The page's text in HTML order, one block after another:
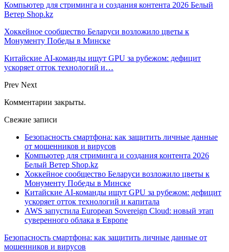
Компьютер для стриминга и создания контента 2026 Белый
Ветер Shop.kz
Хоккейное сообщество Беларуси возложило цветы к
Монументу Победы в Минске
Китайские AI-команды ищут GPU за рубежом: дефицит
ускоряет отток технологий и…
Prev Next
Комментарии закрыты.
Свежие записи
Безопасность смартфона: как защитить личные данные
от мошенников и вирусов
Компьютер для стриминга и создания контента 2026
Белый Ветер Shop.kz
Хоккейное сообщество Беларуси возложило цветы к
Монументу Победы в Минске
Китайские AI-команды ищут GPU за рубежом: дефицит
ускоряет отток технологий и капитала
AWS запустила European Sovereign Cloud: новый этап
суверенного облака в Европе
Безопасность смартфона: как защитить личные данные от
мошенников и вирусов